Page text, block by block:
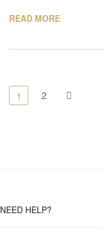
READ MORE
1 2
NEED HELP?